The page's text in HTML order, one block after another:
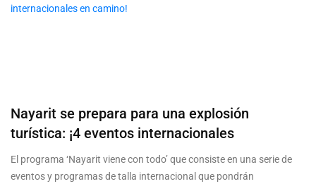
Nayarit se prepara para una explosión
turística: ¡4 eventos internacionales
El programa ‘Nayarit viene con todo’ que consiste en una serie de
eventos y programas de talla internacional que pondrán